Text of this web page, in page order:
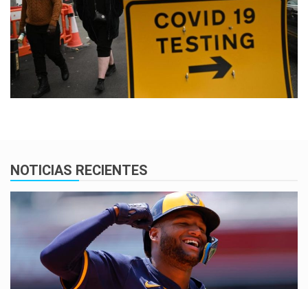
NOTICIAS RECIENTES